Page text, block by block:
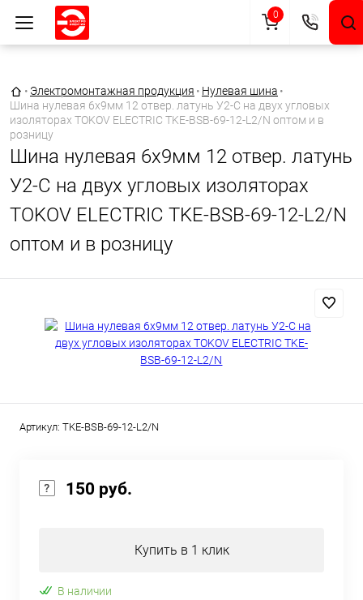
Главная страница
• Электромонтажная продукция • Нулевая шина •
Шина нулевая 6х9мм 12 отвер. латунь У2-С на двух угловых
изоляторах TOKOV ELECTRIC TKE-BSB-69-12-L2/N оптом и в
розницу
Шина нулевая 6х9мм 12 отвер. латунь
У2-С на двух угловых изоляторах
TOKOV ELECTRIC TKE-BSB-69-12-L2/N
оптом и в розницу
Артикул: TKE-BSB-69-12-L2/N
150 руб.
Купить в 1 клик
В наличии
0